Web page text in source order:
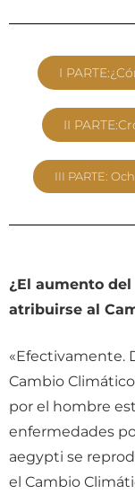
I
II
III PARTE:
¿El aumento
atribuirse al
«Efectivamente.
Cambio
por el hombre
enfermedades
aegypti se
el Cambio